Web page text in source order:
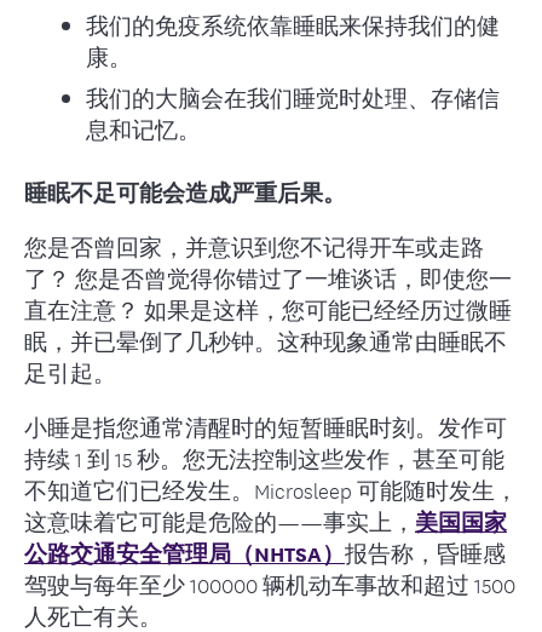
我们的免疫系统依靠睡眠来保持我们的健
康。
我们的大脑会在我们睡觉时处理、存储信
息和记忆。
睡眠不足可能会造成严重后果。
您是否曾回家，并意识到您不记得开车或走路
了？ 您是否曾觉得你错过了一堆谈话，即使您一
直在注意？ 如果是这样，您可能已经经历过微睡
眠，并已晕倒了几秒钟。这种现象通常由睡眠不
足引起。
小睡是指您通常清醒时的短暂睡眠时刻。发作可
持续 1 到 15 秒。您无法控制这些发作，甚至可能
不知道它们已经发生。Microsleep 可能随时发生，
这意味着它可能是危险的——事实上， 美国国家
公路交通安全管理局（NHTSA） 报告称，昏睡感
驾驶与每年至少 100000 辆机动车事故和超过 1500
人死亡有关。